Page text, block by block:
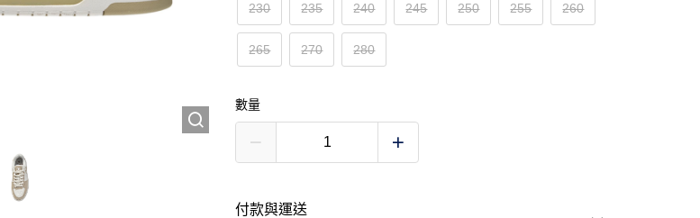
230 235 240 245 250 255 260
265 270 280
數量
付款與運送